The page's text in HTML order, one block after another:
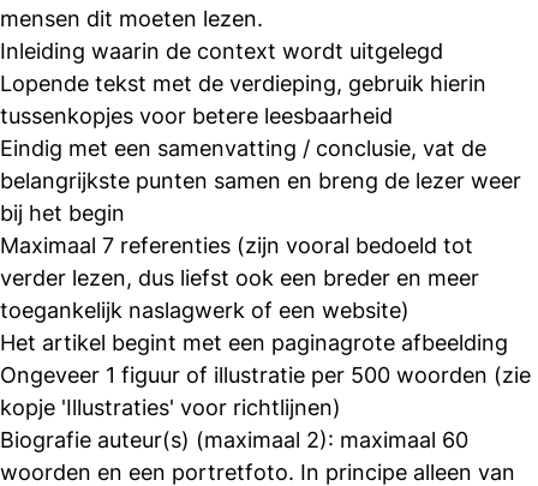
mensen dit moeten lezen.
Inleiding waarin de context wordt uitgelegd
Lopende tekst met de verdieping, gebruik hierin
tussenkopjes voor betere leesbaarheid
Eindig met een samenvatting / conclusie, vat de
belangrijkste punten samen en breng de lezer weer
bij het begin
Maximaal 7 referenties (zijn vooral bedoeld tot
verder lezen, dus liefst ook een breder en meer
toegankelijk naslagwerk of een website)
Het artikel begint met een paginagrote afbeelding
Ongeveer 1 figuur of illustratie per 500 woorden (zie
kopje 'Illustraties' voor richtlijnen)
Biografie auteur(s) (maximaal 2): maximaal 60
woorden en een portretfoto. In principe alleen van